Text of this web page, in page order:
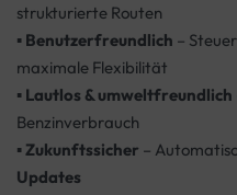
strukturierte Routen
▪ Benutzerfreundlich –
maximale Flexibilität
▪ Lautlos & umweltfreundlich
Benzinverbrauch
▪Zukunftssicher –
Updates